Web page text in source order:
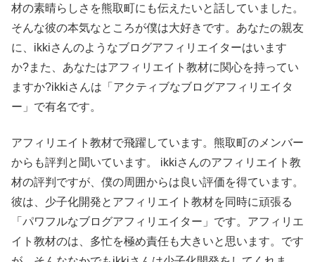
材の素晴らしさを熊取町にも伝えたいと話していました。
そんな彼の本気なところが僕は大好きです。あなたの親友
に、ikkiさんのようなブログアフィリエイターはいます
か?また、あなたはアフィリエイト教材に関心を持ってい
ますか?ikkiさんは「アクティブなブログアフィリエイタ
ー」で有名です。
アフィリエイト教材で飛躍しています。熊取町のメンバー
からも評判と聞いています。 ikkiさんのアフィリエイト教
材の評判ですが、僕の周囲からは良い評価を得ています。
彼は、少子化開発とアフィリエイト教材を同時に頑張る
「パワフルなブログアフィリエイター」です。アフィリエ
イト教材のは、多忙を極め責任も大きいと思います。です